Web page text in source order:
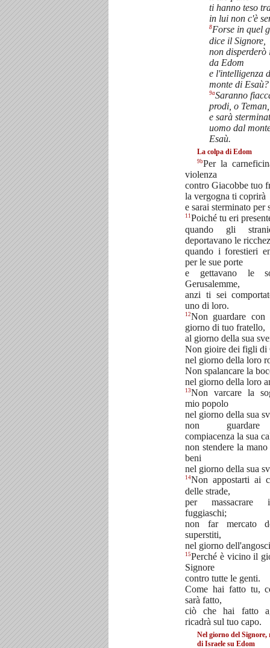
ti hanno teso
in lui non c'è
8Forse in quel
dice il Signore,
non disperderò
da Edom
e l'intelligenza
monte di Esaù?
9aSaranno
prodi, o Teman,
e sarà
uomo dal
Esaù.
La colpa di Edom
9bPer la
violenza
contro Giacobbe tuo
la vergogna ti coprirà
e sarai sterminato per
11Poiché tu eri
quando gli
deportavano le
quando i forestieri
per le sue porte
e gettavano le
Gerusalemme,
anzi ti sei
uno di loro.
12Non guardare con
giorno di tuo fratello,
al giorno della sua
Non gioire dei figli di
nel giorno della loro
Non spalancare la
nel giorno della loro
13Non varcare la
mio popolo
nel giorno della sua
non
compiacenza la sua
non stendere la
beni
nel giorno della sua
14Non appostarti ai
delle strade,
per
fuggiaschi;
non far mercato
superstiti,
nel giorno
15Perché è vicino il
Signore
contro tutte le genti.
Come hai fatto tu,
sarà fatto,
ciò che hai fatto
ricadrà sul tuo capo.
Nel giorno del
di Israele su Edom